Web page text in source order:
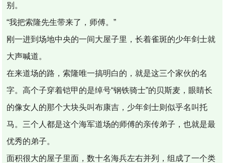
别。
“我把索隆先生带来了，师傅。”
刚一进到场地中央的一间大屋子里，长着雀斑的少年剑士就
大声喊道。
在来道场的路，索隆唯一搞明白的，就是这三个家伙的名
字。高个子穿着铠甲的是绰号“钢铁骑士”的贝斯麦，眼睛长
的像女人的那个大块头叫布康吉，少年剑士则似乎名叫托
马。三个人都是这个海军道场的师傅的亲传弟子，也就是最
优秀的弟子。
面积很大的屋子里面，数十名海兵左右并列，组成了一个类